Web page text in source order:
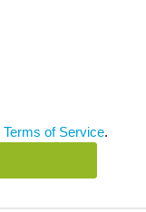
Terms of Service.